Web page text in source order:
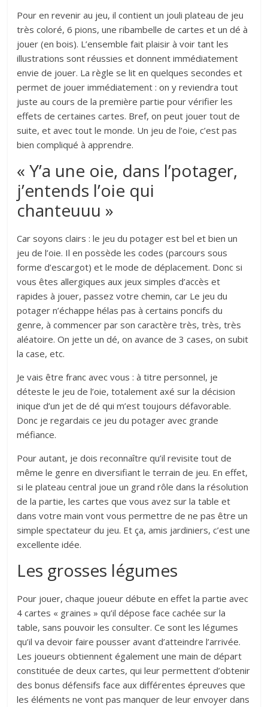
Pour en revenir au jeu, il contient un jouli plateau de jeu
très coloré, 6 pions, une ribambelle de cartes et un dé à
jouer (en bois). L’ensemble fait plaisir à voir tant les
illustrations sont réussies et donnent immédiatement
envie de jouer. La règle se lit en quelques secondes et
permet de jouer immédiatement : on y reviendra tout
juste au cours de la première partie pour vérifier les
effets de certaines cartes. Bref, on peut jouer tout de
suite, et avec tout le monde. Un jeu de l’oie, c’est pas
bien compliqué à apprendre.
« Y’a une oie, dans l’potager,
j’entends l’oie qui
chanteuuu »
Car soyons clairs : le jeu du potager est bel et bien un
jeu de l’oie. Il en possède les codes (parcours sous
forme d’escargot) et le mode de déplacement. Donc si
vous êtes allergiques aux jeux simples d’accès et
rapides à jouer, passez votre chemin, car Le jeu du
potager n’échappe hélas pas à certains poncifs du
genre, à commencer par son caractère très, très, très
aléatoire. On jette un dé, on avance de 3 cases, on subit
la case, etc.
Je vais être franc avec vous : à titre personnel, je
déteste le jeu de l’oie, totalement axé sur la décision
inique d’un jet de dé qui m’est toujours défavorable.
Donc je regardais ce jeu du potager avec grande
méfiance.
Pour autant, je dois reconnaître qu’il revisite tout de
même le genre en diversifiant le terrain de jeu. En effet,
si le plateau central joue un grand rôle dans la résolution
de la partie, les cartes que vous avez sur la table et
dans votre main vont vous permettre de ne pas être un
simple spectateur du jeu. Et ça, amis jardiniers, c’est une
excellente idée.
Les grosses légumes
Pour jouer, chaque joueur débute en effet la partie avec
4 cartes « graines » qu’il dépose face cachée sur la
table, sans pouvoir les consulter. Ce sont les légumes
qu’il va devoir faire pousser avant d’atteindre l’arrivée.
Les joueurs obtiennent également une main de départ
constituée de deux cartes, qui leur permettent d’obtenir
des bonus défensifs face aux différentes épreuves que
les éléments ne vont pas manquer de leur envoyer dans